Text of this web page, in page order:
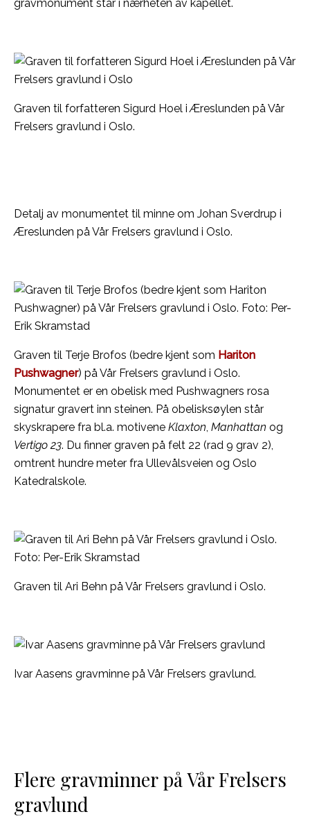
gravmonument står i nærheten av kapellet.
Graven til forfatteren Sigurd Hoel i Æreslunden på Vår
Frelsers gravlund i Oslo.
Detalj av monumentet til minne om Johan Sverdrup i
Æreslunden på Vår Frelsers gravlund i Oslo.
Graven til Terje Brofos (bedre kjent som Hariton
Pushwagner) på Vår Frelsers gravlund i Oslo.
Monumentet er en obelisk med Pushwagners rosa
signatur gravert inn steinen. På obelisksøylen står
skyskrapere fra bl.a. motivene Klaxton, Manhattan og
Vertigo 23. Du finner graven på felt 22 (rad 9 grav 2),
omtrent hundre meter fra Ullevålsveien og Oslo
Katedralskole.
Graven til Ari Behn på Vår Frelsers gravlund i Oslo.
Ivar Aasens gravminne på Vår Frelsers gravlund.
Flere gravminner på Vår Frelsers
gravlund